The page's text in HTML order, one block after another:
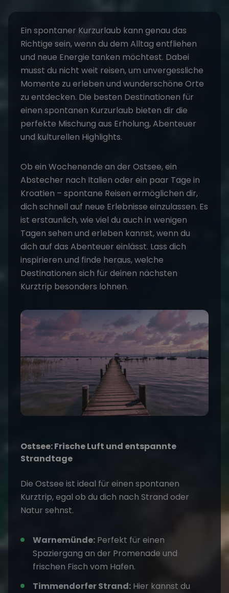
Ein spontaner Kurzurlaub kann genau das
Richtige sein, wenn du dem Alltag entfliehen
und neue Energie tanken möchtest. Dabei
musst du nicht weit reisen, um unvergessliche
Momente zu erleben und wunderschöne Orte
zu entdecken. Die besten Destinationen für
einen spontanen Kurzurlaub bieten dir die
perfekte Mischung aus Erholung, Abenteuer
und kulturellen Highlights.
Ob ein Wochenende an der Ostsee, ein
Abstecher nach Italien oder ein paar Tage in
Kroatien – spontane Reisen ermöglichen dir,
dich schnell auf neue Erlebnisse einzulassen. Es
ist erstaunlich, wie viel du auch in wenigen
Tagen sehen und erleben kannst, wenn du
dich auf das Abenteuer einlässt. Lass dich
inspirieren und finde heraus, welche
Destinationen sich für deinen nächsten
Kurztrip besonders lohnen.
Ostsee: Frische Luft und entspannte
Strandtage
Die Ostsee ist ideal für einen spontanen
Kurztrip, egal ob du dich nach Strand oder
Natur sehnst.
Warnemünde: Perfekt für einen
Spaziergang an der Promenade und
frischen Fisch vom Hafen.
Timmendorfer Strand: Hier kannst du